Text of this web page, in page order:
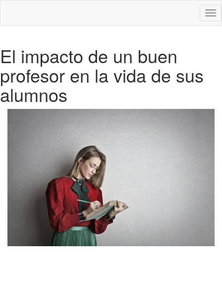
El impacto de un buen
profesor en la vida de sus
alumnos